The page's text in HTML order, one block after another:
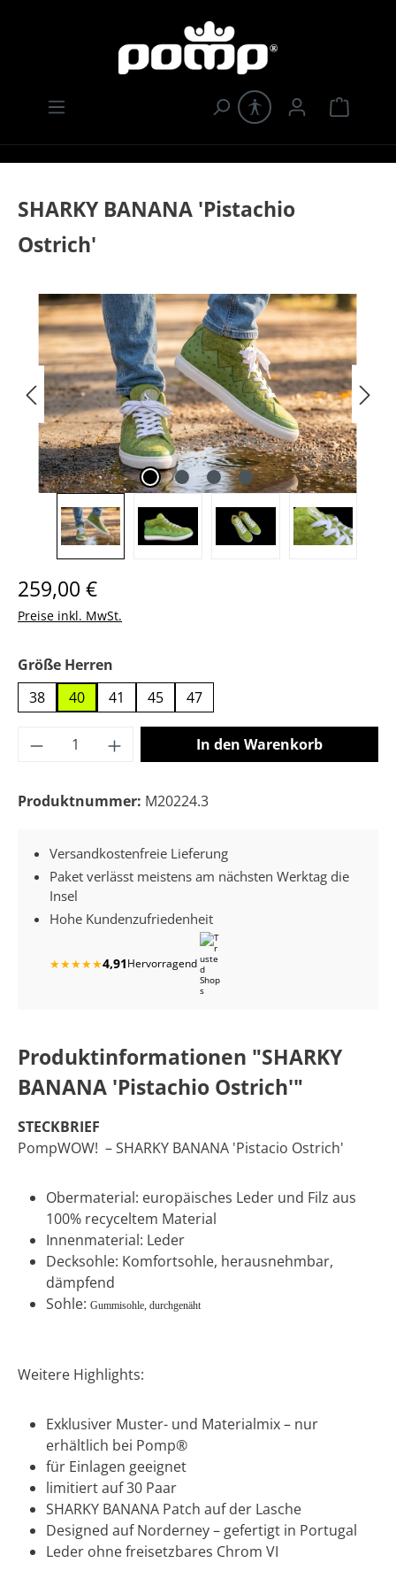
SHARKY BANANA 'Pistachio
Ostrich'
Bildergalerie überspringen
Regulärer Preis:
259,00 €
Preise inkl. MwSt.
Größe Herren
38
40 41 45 47
Produkt Anzahl: Gib den gewünschten
In den Warenkorb
Produktnummer: M20224.3
Versandkostenfreie Lieferung
Paket verlässt meistens am nächsten Werktag die
Insel
Hohe Kundenzufriedenheit
★★★★★4,91Hervorragend
Produktinformationen "SHARKY
BANANA 'Pistachio Ostrich'"
STECKBRIEF
PompWOW! – SHARKY BANANA 'Pistacio Ostrich'
Obermaterial: europäisches Leder und Filz aus
100% recyceltem Material
Innenmaterial: Leder
Decksohle: Komfortsohle, herausnehmbar,
dämpfend
Sohle: Gummisohle, durchgenäht
Weitere Highlights:
Exklusiver Muster- und Materialmix – nur
erhältlich bei Pomp®
für Einlagen geeignet
limitiert auf 30 Paar
SHARKY BANANA Patch auf der Lasche
Designed auf Norderney – gefertigt in Portugal
Leder ohne freisetzbares Chrom VI